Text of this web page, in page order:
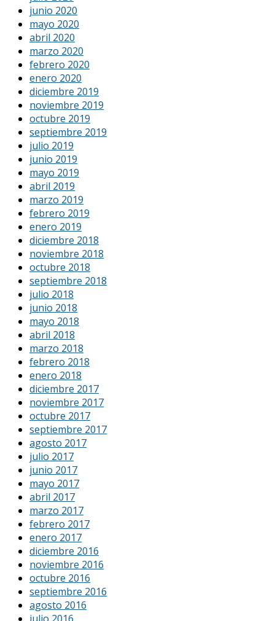
junio 2020
mayo 2020
abril 2020
marzo 2020
febrero 2020
enero 2020
diciembre 2019
noviembre 2019
octubre 2019
septiembre 2019
julio 2019
junio 2019
mayo 2019
abril 2019
marzo 2019
febrero 2019
enero 2019
diciembre 2018
noviembre 2018
octubre 2018
septiembre 2018
julio 2018
junio 2018
mayo 2018
abril 2018
marzo 2018
febrero 2018
enero 2018
diciembre 2017
noviembre 2017
octubre 2017
septiembre 2017
agosto 2017
julio 2017
junio 2017
mayo 2017
abril 2017
marzo 2017
febrero 2017
enero 2017
diciembre 2016
noviembre 2016
octubre 2016
septiembre 2016
agosto 2016
julio 2016